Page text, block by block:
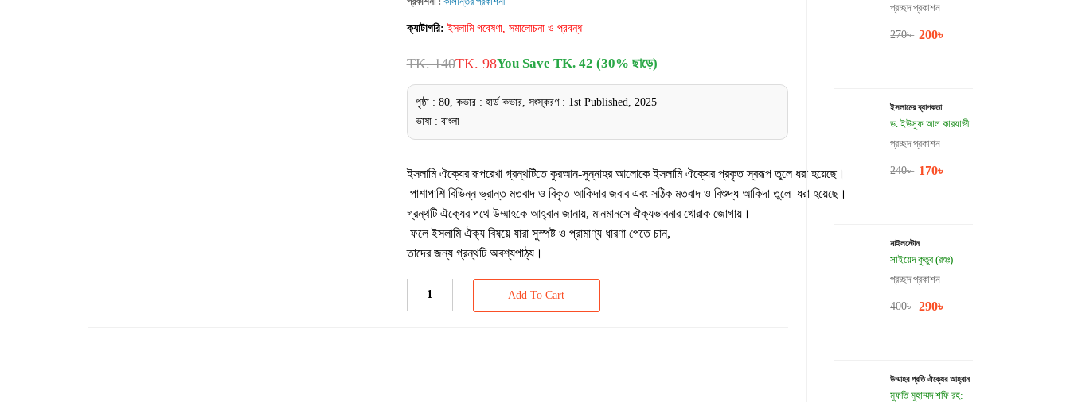
প্রচ্ছদ প্রকাশন
270৳ 200৳
ইসলামের ব্যাপকতা
ড. ইউসুফ আল কারযাভী
প্রচ্ছদ প্রকাশন
240৳ 170৳
মাইলস্টোন
সাইয়েদ কুতুব (রহঃ)
প্রচ্ছদ প্রকাশন
400৳ 290৳
উম্মাহর প্রতি ঐক্যের আহ্বান
মুফতি মুহাম্মদ শফি রহ:
ক্যাটাগরি: ইসলামি গবেষণা, সমালোচনা ও প্রবন্ধ
TK. 140TK. 98You Save TK. 42 (30% ছাড়ে)
পৃষ্ঠা : 80, কভার : হার্ড কভার, সংস্করণ : 1st Published, 2025
ভাষা : বাংলা
ইসলামি ঐক্যের রূপরেখা গ্রন্থটিতে কুরআন-সুন্নাহর আলোকে ইসলামি ঐক্যের প্রকৃত স্বরূপ তুলে ধরা হয়েছে।
পাশাপাশি বিভিন্ন ভ্রান্ত মতবাদ ও বিকৃত আকিদার জবাব এবং সঠিক মতবাদ ও বিশুদ্ধ আকিদা তুলে ধরা হয়েছে।
গ্রন্থটি ঐক্যের পথে উম্মাহকে আহ্বান জানায়, মানমানসে ঐক্যভাবনার খোরাক জোগায়।
ফলে ইসলামি ঐক্য বিষয়ে যারা সুস্পষ্ট ও প্রামাণ্য ধারণা পেতে চান,
তাদের জন্য গ্রন্থটি অবশ্যপাঠ্য।
Add To Cart